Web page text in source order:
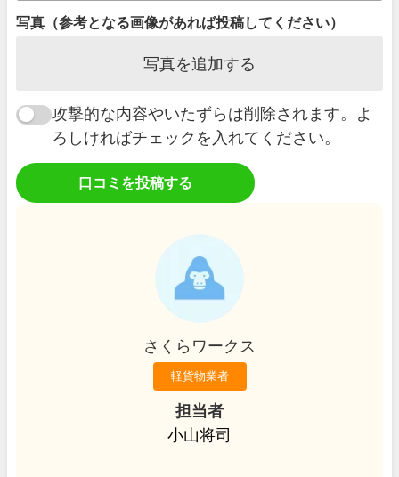
写真（参考となる画像があれば投稿してください）
写真を追加する
攻撃的な内容やいたずらは削除されます。よ
ろしければチェックを入れてください。
口コミを投稿する
さくらワークス
軽貨物業者
担当者
小山将司